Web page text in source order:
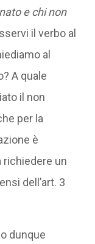
e chi non
il verbo al
al
A quale
il non
per la
è
richiedere un
dell’art. 3
dunque